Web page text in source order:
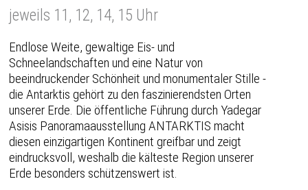
jeweils 11, 12, 14, 15 Uhr
Endlose Weite, gewaltige Eis- und
Schneelandschaften und eine Natur von
beeindruckender Schönheit und monumentaler Stille -
die Antarktis gehört zu den faszinierendsten Orten
unserer Erde. Die öffentliche Führung durch Yadegar
Asisis Panoramaausstellung ANTARKTIS macht
diesen einzigartigen Kontinent greifbar und zeigt
eindrucksvoll, weshalb die kälteste Region unserer
Erde besonders schützenswert ist.